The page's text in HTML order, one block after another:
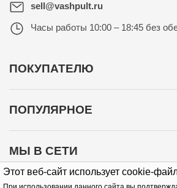
Этот веб-сайт использует cookie-
sell@vashpult.ru
Часы работы 10:00 – 18:45 без
ПОКУПАТЕЛЮ
ПОПУЛЯРНОЕ
МЫ В СЕТИ